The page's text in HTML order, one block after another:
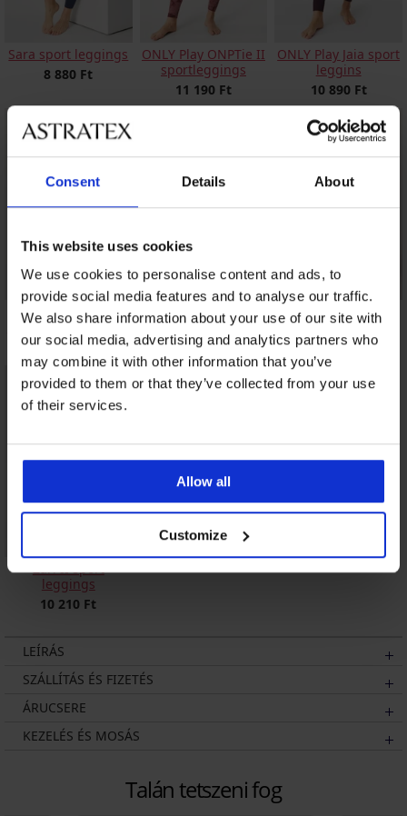
Consent Details About
This website uses cookies
We use cookies to personalise content and ads, to
provide social media features and to analyse our traffic.
We also share information about your use of our site with
our social media, advertising and analytics partners who
may combine it with other information that you’ve
provided to them or that they’ve collected from your use
of their services.
Allow all
Customize
Sara sport leggings
8 880 Ft
ONLY Play ONPTie II
sportleggings
11 190 Ft
ONLY Play Jaia sport
leggins
10 890 Ft
ONLY Play ONPJam
Sana sport leggings
11 820 Ft
ONLY Play ONPJoa
sport leggings
7 900 Ft
ONLY Play Curvy
Fold sportnadrág
14 590 Ft
Zari II sport
leggings
10 210 Ft
LEÍRÁS
SZÁLLÍTÁS ÉS FIZETÉS
ÁRUCSERE
KEZELÉS ÉS MOSÁS
Talán tetszeni fog